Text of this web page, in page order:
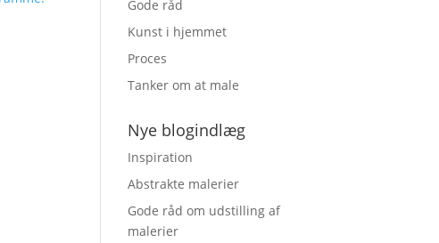
Gode råd
Kunst i hjemmet
Proces
Tanker om at male
Nye blogindlæg
Inspiration
Abstrakte malerier
Gode råd om udstilling af
malerier